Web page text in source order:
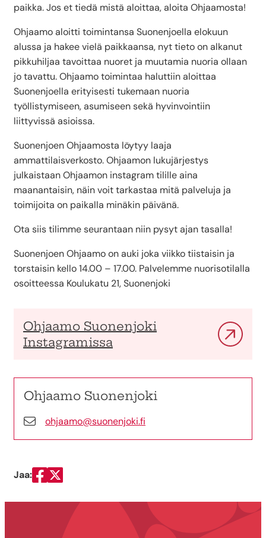
paikka. Jos et tiedä mistä aloittaa, aloita Ohjaamosta!
Ohjaamo aloitti toimintansa Suonenjoella elokuun
alussa ja hakee vielä paikkaansa, nyt tieto on alkanut
pikkuhiljaa tavoittaa nuoret ja muutamia nuoria ollaan
jo tavattu. Ohjaamo toimintaa haluttiin aloittaa
Suonenjoella erityisesti tukemaan nuoria
työllistymiseen, asumiseen sekä hyvinvointiin
liittyvissä asioissa.
Suonenjoen Ohjaamosta löytyy laaja
ammattilaisverkosto. Ohjaamon lukujärjestys
julkaistaan Ohjaamon instagram tilille aina
maanantaisin, näin voit tarkastaa mitä palveluja ja
toimijoita on paikalla minäkin päivänä.
Ota siis tilimme seurantaan niin pysyt ajan tasalla!
Suonenjoen Ohjaamo on auki joka viikko tiistaisin ja
torstaisin kello 14.00 – 17.00. Palvelemme nuorisotilalla
osoitteessa Koulukatu 21, Suonenjoki
Ohjaamo Suonenjoki
Instagramissa
Ohjaamo Suonenjoki
ohjaamo@suonenjoki.fi
Jaa:
Jaa Facebookissa
Jaa Twitterissä